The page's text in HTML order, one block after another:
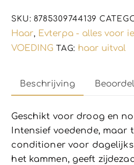
aantal
SKU: 8785309744139
Haar, Evterpa - alles voor
VOEDING TAG: haar uitval
Beschrijving
Geschikt voor droog en
Intensief voedende, maar
conditioner voor
het kammen, geeft